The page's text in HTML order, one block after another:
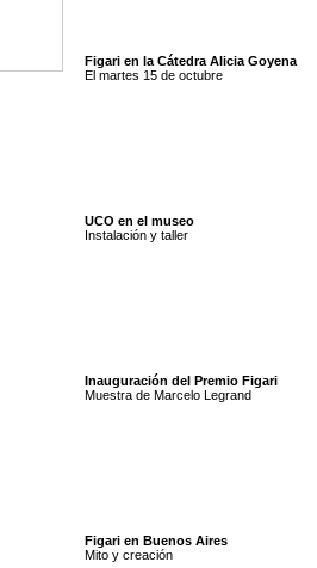
Figari en la Cátedra Alicia Goyena
El martes 15 de octubre
UCO en el museo
Instalación y taller
Inauguración del Premio Figari
Muestra de Marcelo Legrand
Figari en Buenos Aires
Mito y creación